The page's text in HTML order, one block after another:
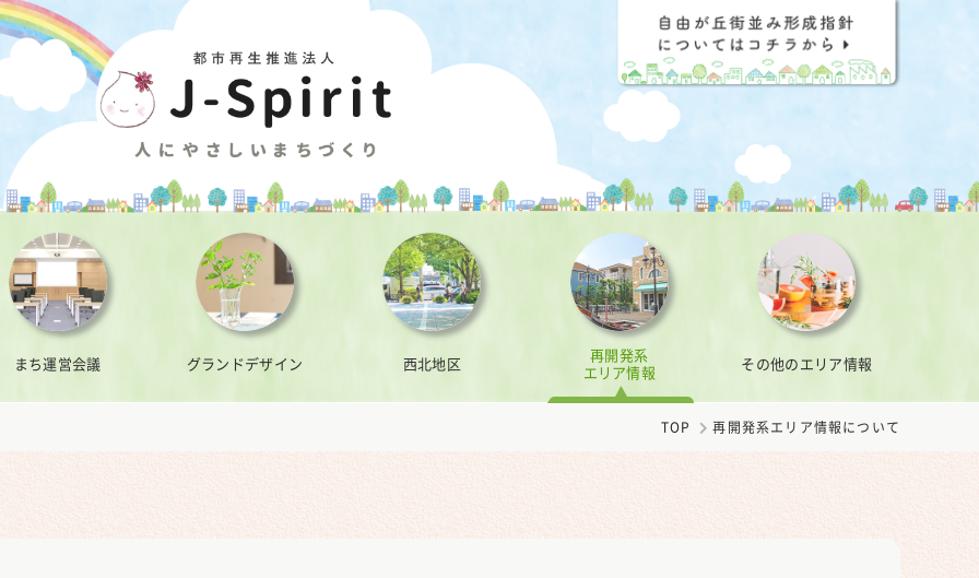
まち運営会議 グランドデザイン 西北地区
再開発系
エリア情報
その他のエリア情報
TOP 再開発系エリア情報について